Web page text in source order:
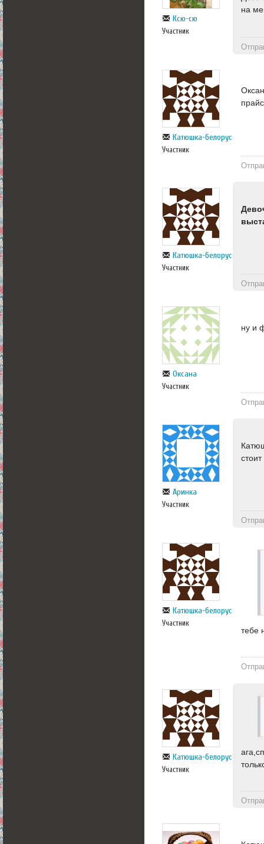
Ксю-сю
Участник
на
Катюшка-белорусска
Участник
Катюшка-белорусска
Участник
Оксана
Участник
ну и
Аринка
Участник
Катюшка-белорусска
Участник
тебе
Катюшка-белорусска
Участник